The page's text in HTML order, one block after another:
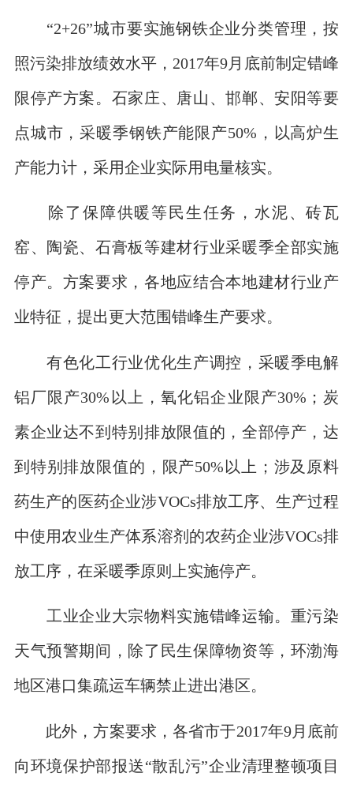
“2+26”城市要实施钢铁企业分类管理，按
照污染排放绩效水平，2017年9月底前制定错峰
限停产方案。石家庄、唐山、邯郸、安阳等要
点城市，采暖季钢铁产能限产50%，以高炉生
产能力计，采用企业实际用电量核实。
除了保障供暖等民生任务，水泥、砖瓦
窑、陶瓷、石膏板等建材行业采暖季全部实施
停产。方案要求，各地应结合本地建材行业产
业特征，提出更大范围错峰生产要求。
有色化工行业优化生产调控，采暖季电解
铝厂限产30%以上，氧化铝企业限产30%；炭
素企业达不到特别排放限值的，全部停产，达
到特别排放限值的，限产50%以上；涉及原料
药生产的医药企业涉VOCs排放工序、生产过程
中使用农业生产体系溶剂的农药企业涉VOCs排
放工序，在采暖季原则上实施停产。
工业企业大宗物料实施错峰运输。重污染
天气预警期间，除了民生保障物资等，环渤海
地区港口集疏运车辆禁止进出港区。
此外，方案要求，各省市于2017年9月底前
向环境保护部报送“散乱污”企业清理整顿项目